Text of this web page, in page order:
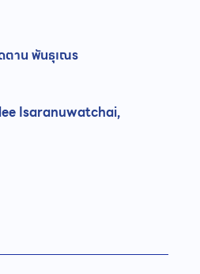
ตาน พันธุเณร
Isaranuwatchai,